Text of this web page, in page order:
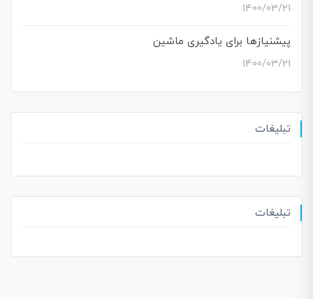
1400/03/21
پیشنیازها برای یادگیری ماشین
1400/03/21
تبلیغات
تبلیغات